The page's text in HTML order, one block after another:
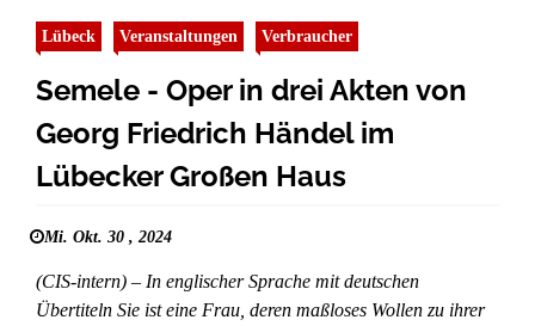
Lübeck Veranstaltungen Verbraucher
Semele - Oper in drei Akten von
Georg Friedrich Händel im
Lübecker Großen Haus
Mi. Okt. 30 , 2024
(CIS-intern) – In englischer Sprache mit deutschen
Übertiteln Sie ist eine Frau, deren maßloses Wollen zu ihrer